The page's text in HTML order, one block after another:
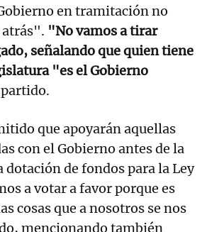
en tramitación no
"No vamos a tirar
señalando que quien tiene
"es el Gobierno
que apoyarán aquellas
con el Gobierno antes de la
de fondos para la Ley
a votar a favor porque es
cosas que a nosotros se nos
mencionando también